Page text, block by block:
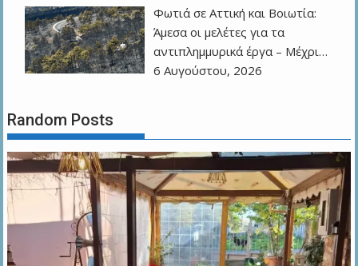
Φωτιά σε Αττική και Βοιωτία:
Άμεσα οι μελέτες για τα
αντιπλημμυρικά έργα – Μέχρι…
6 Αυγούστου, 2026
Random Posts